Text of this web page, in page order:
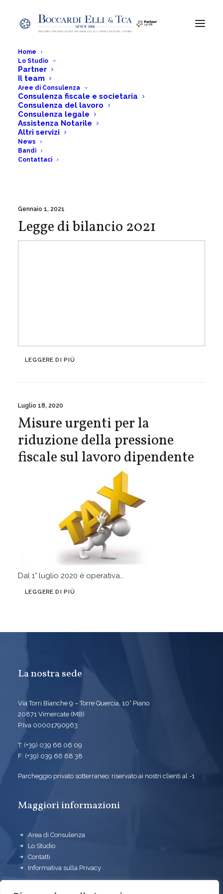
Home
Lo Studio
Partner
Il team
Aree di Consulenza
Consulenza fiscale e societaria
Consulenza del lavoro
Consulenza legale
Assistenza Notarile
Altri servizi
News
Bandi
Contattaci
irpef
Home Posts Tagged "irpef"
Gennaio 1, 2021
Legge di bilancio 2021
LEGGERE DI PIÙ
Luglio 18, 2020
Misure urgenti per la
riduzione della pressione
fiscale sul lavoro dipendente
Dal 1° luglio 2020 è operativa…
LEGGERE DI PIÙ
La nostra sede
Via Torri Bianche 9 – Torre Quercia, 10° Piano
20871 Vimercate (MB)
P.Iva 00001790963
T: (+39) 039 66 06 09
F: (+39) 039 66 68 38
Parcheggio privato sotterraneo: riservato ai nostri clienti al -1
Maggiori informazioni
Area di Consulenza
Lo Studio
Contatti
Informativa sulla Privacy